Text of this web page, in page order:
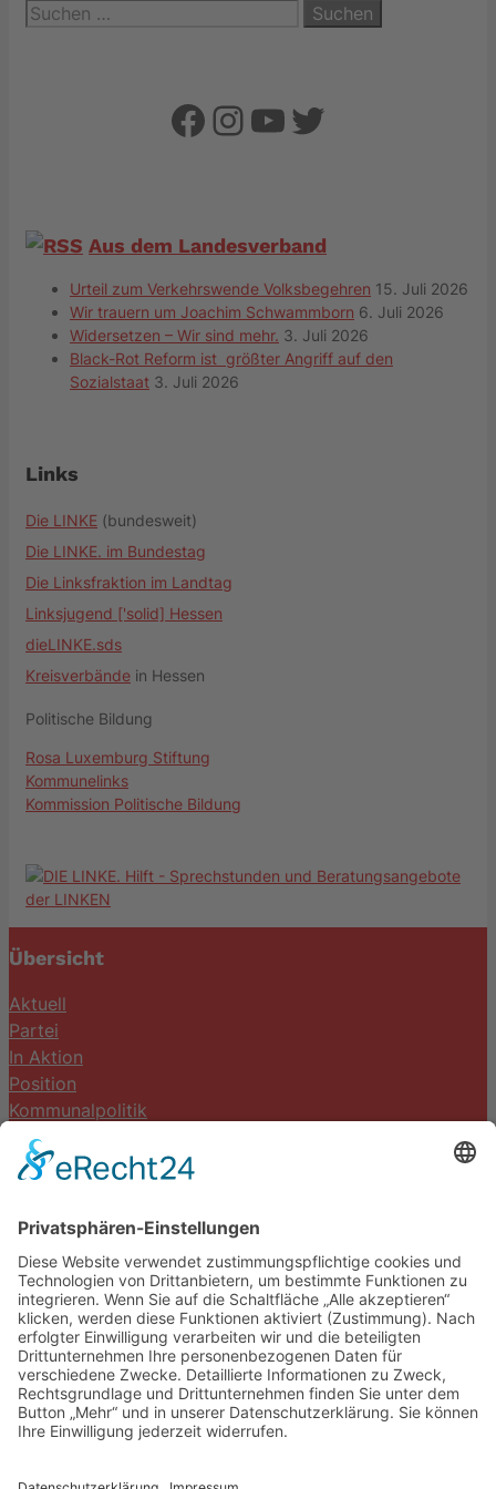
Suchen
nach:
Facebook
Instagram
YouTube
Twitter
Aus dem Landesverband
Urteil zum Verkehrswende Volksbegehren 15. Juli 2026
Wir trauern um Joachim Schwammborn 6. Juli 2026
Widersetzen – Wir sind mehr. 3. Juli 2026
Black-Rot Reform ist größter Angriff auf den
Sozialstaat 3. Juli 2026
Links
Die LINKE (bundesweit)
Die LINKE. im Bundestag
Die Linksfraktion im Landtag
Linksjugend ['solid] Hessen
dieLINKE.sds
Kreisverbände in Hessen
Politische Bildung
Rosa Luxemburg Stiftung
Kommunelinks
Kommission Politische Bildung
Übersicht
Aktuell
Partei
In Aktion
Position
Kommunalpolitik
Termine
DIE LINKE. Schwalm-Eder
Steingasse 5
34613 Schwalmstadt
Tel.06691 8077899
info@die-linke-schwalm-eder.de
Gesetzliches
Impressum